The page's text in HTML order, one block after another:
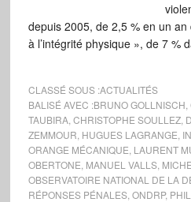
depuis 2005, de 2,5 % en un
à l’intégrité physique », de 7 %
CLASSÉ SOUS :ACTUALITÉS
BALISÉ AVEC :BRUNO GOLLNISCH
TAUBIRA, CHRISTOPHE SOULLEZ,
ZEMMOUR HUGUES LAGRANGE
ORANGE MÉCANIQUE LAURENT
OBERTONE MANUEL VALLS,
OBSERVATOIRE NATIONAL DE LA
RÉPONSES PÉNALES, ONDRP,